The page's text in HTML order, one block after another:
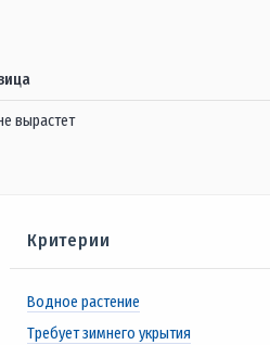
вырастет
Критерии
Водное растение
Требует зимнего укрытия